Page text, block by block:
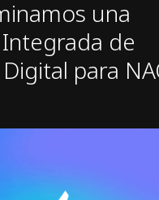
una
de
para
Cómo Dominamos una